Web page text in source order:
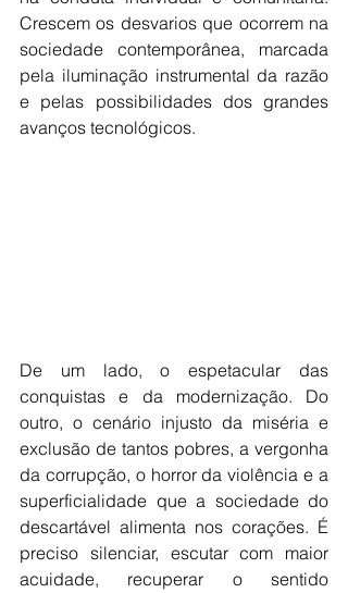
Crescem os desvarios que ocorrem na
sociedade contemporânea, marcada
pela iluminação instrumental da razão
e pelas possibilidades dos grandes
avanços tecnológicos.
De um lado, o espetacular das
conquistas e da modernização. Do
outro, o cenário injusto da miséria e
exclusão de tantos pobres, a vergonha
da corrupção, o horror da violência e a
superficialidade que a sociedade do
descartável alimenta nos corações. É
preciso silenciar, escutar com maior
acuidade, recuperar o sentido